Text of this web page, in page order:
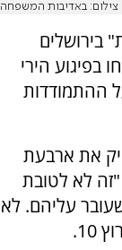
צילום: באדיבות המשפחה
בירושלים
בפיגוע הירי
ההתמודדות
את ארבעת
לא לטובת
עליהם. לא